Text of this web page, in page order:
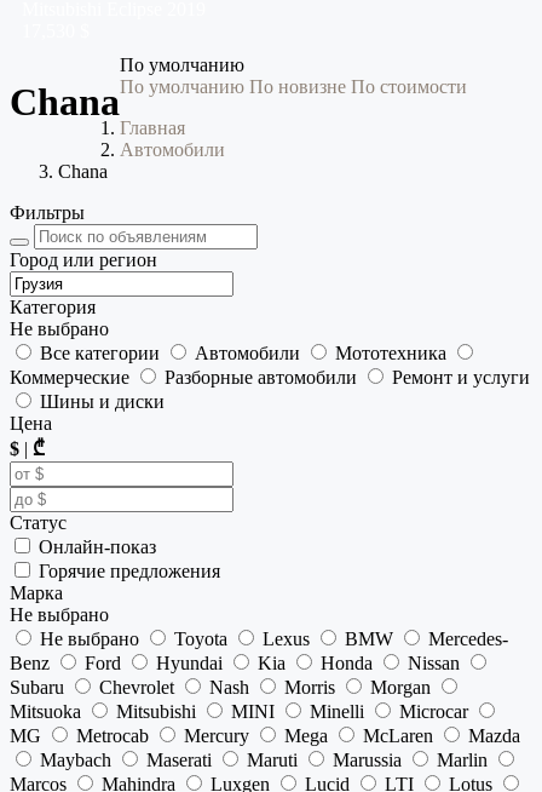
Chana
По умолчанию
По умолчанию По новизне По стоимости
Главная
Автомобили
Chana
Фильтры
Город или регион
Категория
Не выбрано
Все категории
Автомобили
Мототехника
Коммерческие
Разборные автомобили
Ремонт и услуги
Шины и диски
Цена
$ | ₾
Статус
Онлайн-показ
Горячие предложения
Марка
Не выбрано
Не выбрано
Toyota Lexus BMW
Mercedes-
Benz
Ford Hyundai Kia Honda
Nissan
Subaru
Chevrolet Nash Morris
Morgan
Mitsuoka
Mitsubishi MINI Minelli
Microcar
MG
Metrocab Mercury Mega McLaren
Mazda
Maybach
Maserati Maruti Marussia
Marlin
Marcos
Mahindra Luxgen Lucid LTI Lotus